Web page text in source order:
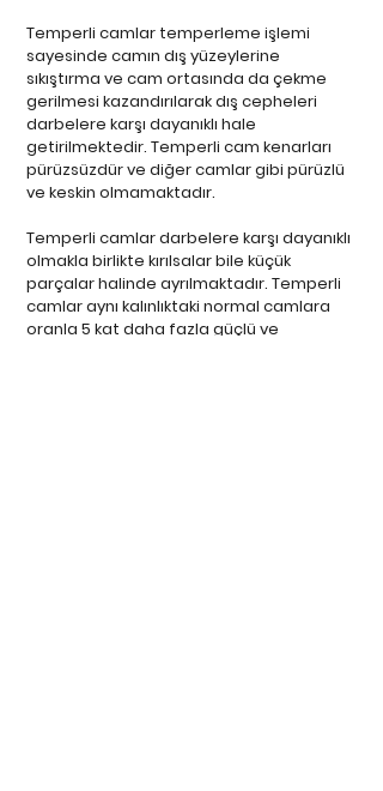
Temperli camlar temperleme işlemi
sayesinde camın dış yüzeylerine
sıkıştırma ve cam ortasında da çekme
gerilmesi kazandırılarak dış cepheleri
darbelere karşı dayanıklı hale
getirilmektedir. Temperli cam kenarları
pürüzsüzdür ve diğer camlar gibi pürüzlü
ve keskin olmamaktadır.
Temperli camlar darbelere karşı dayanıklı
olmakla birlikte kırılsalar bile küçük
parçalar halinde ayrılmaktadır. Temperli
camlar aynı kalınlıktaki normal camlara
oranla 5 kat daha fazla güçlü ve